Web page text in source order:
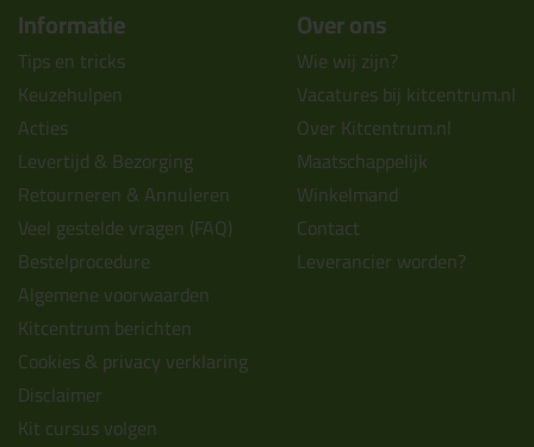
Informatie
Tips en tricks
Keuzehulpen
Acties
Levertijd & Bezorging
Retourneren & Annuleren
Veel gestelde vragen (FAQ)
Bestelprocedure
Algemene voorwaarden
Kitcentrum berichten
Cookies & privacy verklaring
Disclaimer
Kit cursus volgen
Over ons
Wie wij zijn?
Vacatures bij kitcentrum.nl
Over Kitcentrum.nl
Maatschappelijk
Winkelmand
Contact
Leverancier worden?